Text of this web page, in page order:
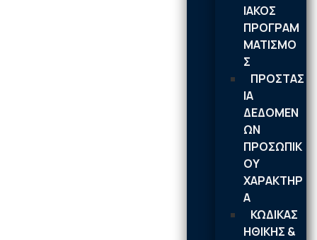
ΙΑΚΟΣ
ΠΡΟΓΡΑΜ
ΜΑΤΙΣΜΟ
Σ
ΠΡΟΣΤΑΣ
ΙΑ
ΔΕΔΟΜΕΝ
ΩΝ
ΠΡΟΣΩΠΙΚ
ΟΥ
ΧΑΡΑΚΤΗΡ
Α
ΚΩΔΙΚΑΣ
ΗΘΙΚΗΣ &